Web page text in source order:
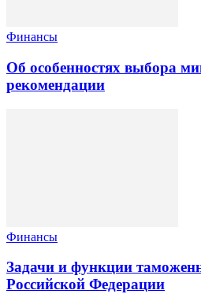
Финансы
Об особенностях выбора
рекомендации
Финансы
Задачи и функции
Российской Федерации